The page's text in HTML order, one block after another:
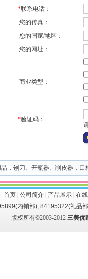
*联系电话：
您的传真：
您的国家/地区：
您的网址：
商业类型：
*验证码：
品 ， 刨刀、开瓶器、削皮器 ， 口
首页| 公司简介| 产品展示| 在
内销部); 84195322(礼品
版权所有©2003-2012 三美优